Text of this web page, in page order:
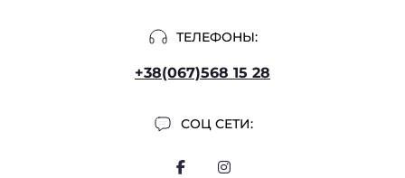
ТЕЛЕФОНЫ:
+38(067)568 15 28
СОЦ СЕТИ: